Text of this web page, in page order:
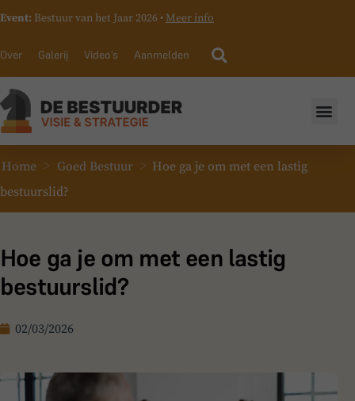
Event: Bestuur van het Jaar 2026 • Meer info
Over Galerij Video’s Aanmelden
Home > Goed Bestuur > Hoe ga je om met een lastig
bestuurslid?
Hoe ga je om met een lastig
bestuurslid?
02/03/2026